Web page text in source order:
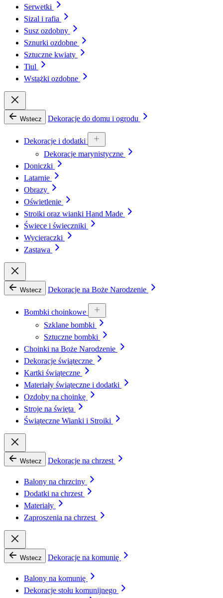
Serwetki
Sizal i rafia
Susz ozdobny
Sznurki ozdobne
Sztuczne kwiaty
Tiul
Wstążki ozdobne
Wstecz Dekoracje do domu i ogrodu
Dekoracje i dodatki
Dekoracje marynistyczne
Doniczki
Latarnie
Obrazy
Oświetlenie
Stroiki oraz wianki Hand Made
Świece i świeczniki
Wycieraczki
Zastawa
Wstecz Dekoracje na Boże Narodzenie
Bombki choinkowe
Szklane bombki
Sztuczne bombki
Choinki na Boże Narodzenie
Dekoracje świąteczne
Kartki świąteczne
Materiały świąteczne i dodatki
Ozdoby na choinkę
Stroje na święta
Świąteczne Wianki i Stroiki
Wstecz Dekoracje na chrzest
Balony na chrzciny
Dodatki na chrzest
Materiały
Zaproszenia na chrzest
Wstecz Dekoracje na komunię
Balony na komunię
Dekoracje stołu komunijnego